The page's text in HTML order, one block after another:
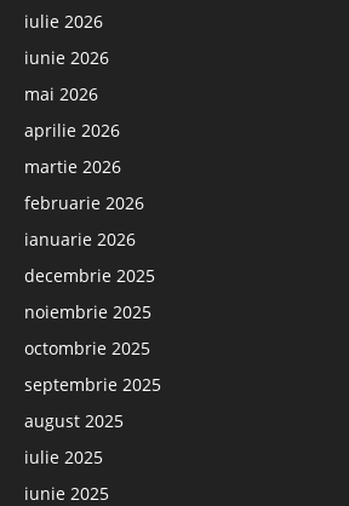
iulie 2026
iunie 2026
mai 2026
aprilie 2026
martie 2026
februarie 2026
ianuarie 2026
decembrie 2025
noiembrie 2025
octombrie 2025
septembrie 2025
august 2025
iulie 2025
iunie 2025